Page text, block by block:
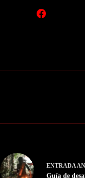
ENTRADA
Guía de